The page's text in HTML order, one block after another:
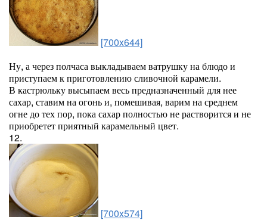
[700x644]
Ну, а через полчаса выкладываем ватрушку на блюдо и
приступаем к приготовлению сливочной карамели.
В кастрюльку высыпаем весь предназначенный для нее
сахар, ставим на огонь и, помешивая, варим на среднем
огне до тех пор, пока сахар полностью не растворится и не
приобретет приятный карамельный цвет.
12.
[700x574]